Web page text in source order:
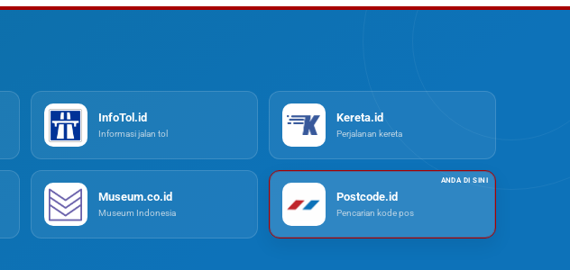
InfoTol.id
Informasi jalan tol
Kereta.id
Perjalanan kereta
Museum.co.id
Museum Indonesia
Postcode.id
Pencarian kode pos